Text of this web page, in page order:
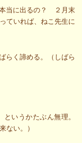
当に出るの？ ２月末
ていれば、ねこ先生に
らく諦める。（しばら
いうかたぶん無理。
ない。）